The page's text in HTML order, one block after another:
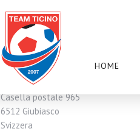
HOME
TEAM TICINO
Via Campagna
Casella postale 965
6512 Giubiasco
Svizzera